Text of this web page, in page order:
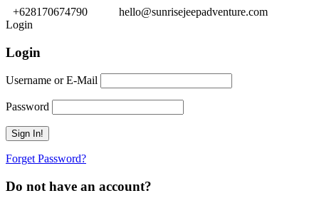
+628170674790
hello@sunrisejeepadventure.com
Login
Login
Username or E-Mail
Password
Forget Password?
Do not have an account?